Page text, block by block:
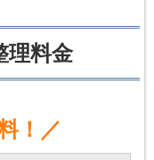
理料金
！／